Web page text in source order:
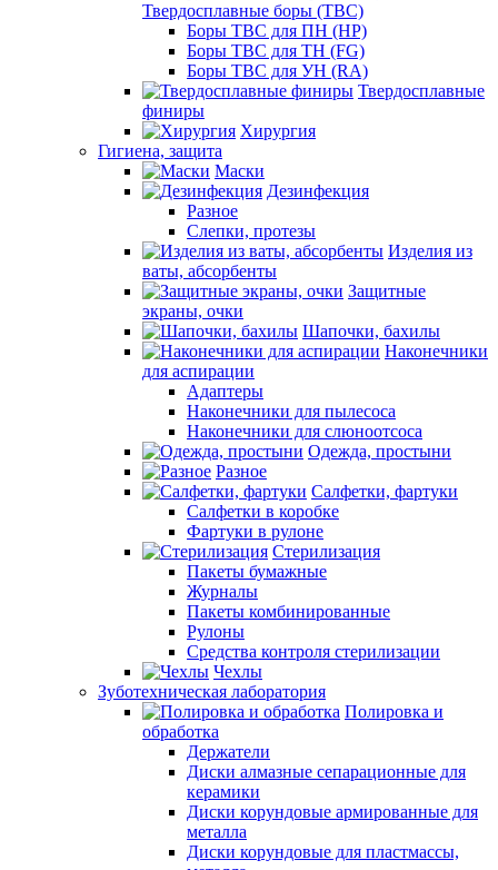
Твердосплавные боры (ТВС)
Боры ТВС для ПН (HP)
Боры ТВС для ТН (FG)
Боры ТВС для УН (RA)
Твердосплавные
финиры
Хирургия
Гигиена, защита
Маски
Дезинфекция
Разное
Слепки, протезы
Изделия из
ваты, абсорбенты
Защитные
экраны, очки
Шапочки, бахилы
Наконечники
для аспирации
Адаптеры
Наконечники для пылесоса
Наконечники для слюноотсоса
Одежда, простыни
Разное
Салфетки, фартуки
Салфетки в коробке
Фартуки в рулоне
Стерилизация
Пакеты бумажные
Журналы
Пакеты комбинированные
Рулоны
Средства контроля стерилизации
Чехлы
Зуботехническая лаборатория
Полировка и
обработка
Держатели
Диски алмазные сепарационные для
керамики
Диски корундовые армированные для
металла
Диски корундовые для пластмассы,